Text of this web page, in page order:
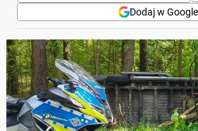
Dodaj w Google
Poniżej streszczenie artykułu:
Skrót przygotowany przez Onet Czat z AI, może
Policja w Świebodzinie
wypadku samochodu
kierowca oddalił się z miejsca
Kierowca, 37-letni mężczyzna,
alkoholu ani narkotyków.